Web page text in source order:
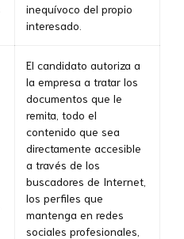
inequívoco del propio
interesado.
El candidato autoriza a
la empresa a tratar los
documentos que le
remita, todo el
contenido que sea
directamente accesible
a través de los
buscadores de Internet,
los perfiles que
mantenga en redes
sociales profesionales,